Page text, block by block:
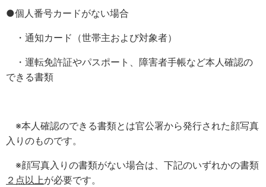
●個人番号カードがない場合
・通知カード（世帯主および対象者）
・運転免許証やパスポート、障害者手帳など本人確認の
できる書類
※本人確認のできる書類とは官公署から発行された顔写真
入りのものです。
※顔写真入りの書類がない場合は、下記のいずれかの書類
２点以上が必要です。